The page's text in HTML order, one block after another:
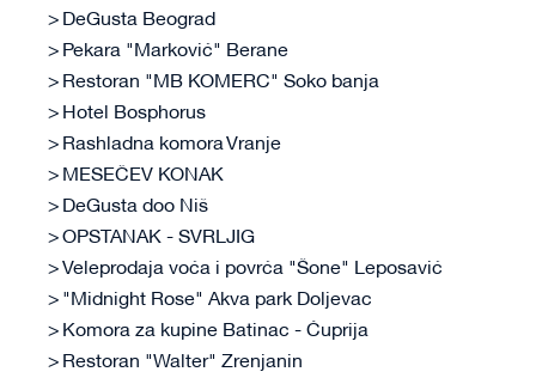
DeGusta Beograd
Pekara "Marković" Berane
Restoran "MB KOMERC" Soko banja
Hotel Bosphorus
Rashladna komora Vranje
MESEČEV KONAK
DeGusta doo Niš
OPSTANAK - SVRLJIG
Veleprodaja voća i povrća "Šone" Leposavić
"Midnight Rose" Akva park Doljevac
Komora za kupine Batinac - Ćuprija
Restoran "Walter" Zrenjanin